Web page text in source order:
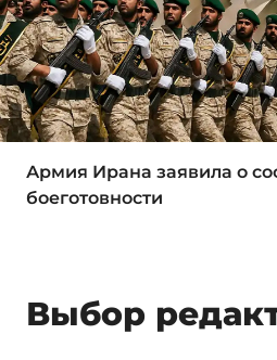
Армия Ирана заявила о
боеготовности
Выбор